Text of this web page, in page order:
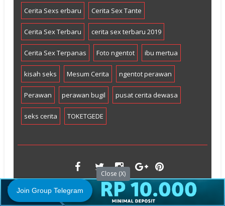
Cerita Sexs erbaru Cerita Sex Tante
Cerita Sex Terbaru cerita sex terbaru 2019
Cerita Sex Terpanas Foto ngentot ibu mertua
kisah seks Mesum Cerita ngentot perawan
Perawan perawan bugil pusat cerita dewasa
seks cerita TOKETGEDE
©2010 TambangBokep All Right Reserved.
Close (X)
Join Group Telegram